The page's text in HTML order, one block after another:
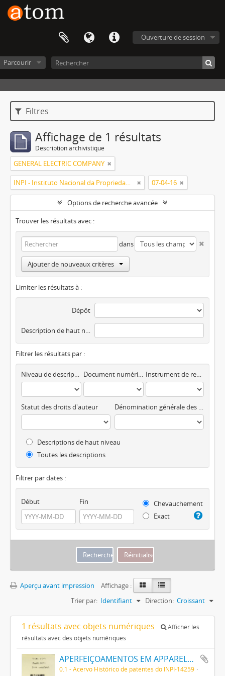
Ouverture de session
Parcourir
Filtres
Affichage de 1 résultats
Description archivistique
GENERAL ELECTRIC COMPANY
INPI - Instituto Nacional da Propriedade Industrial 07-04-16
Options de recherche avancée
Trouver les résultats avec :
dans
Ajouter de nouveaux critères
Limiter les résultats à :
Dépôt
Description de haut niveau
Filtrer les résultats par :
Niveau de description Document numérique disponible Instrument de recherche
Statut des droits d'auteur Dénomination générale des documents
Descriptions de haut niveau
Toutes les descriptions
Filtrer par dates :
Début Fin
Chevauchement
Exact
Aperçu avant impression
Affichage :
Trier par: Identifiant Direction: Croissant
1 résultats avec objets numériques
Afficher les
résultats avec des objets numériques
APERFEIÇOAMENTOS EM APPARELHO PARA DESCARGA DE ELECTRONOS
0.1 - Acervo Histórico de patentes do INPI-14259